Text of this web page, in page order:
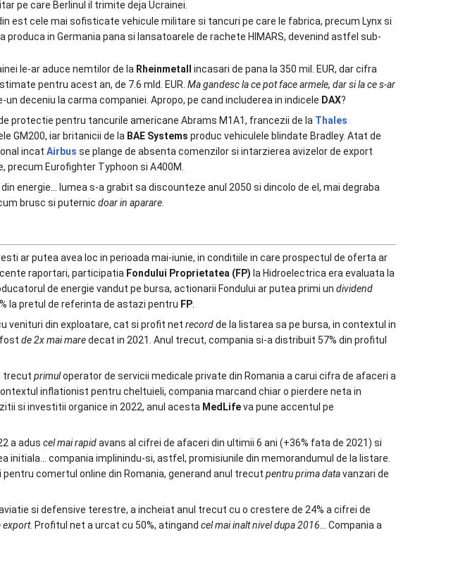
pe care Berlinul il trimite deja Ucrainei.
est cele mai sofisticate vehicule militare si tancuri pe care le fabrica, precum Lynx si
in Germania pana si lansatoarele de rachete HIMARS, devenind astfel sub-
le-ar aduce nemtilor de la Rheinmetall
incasari de pana la 350 mil. EUR, dar cifra
pentru acest an, de 7.6 mld. EUR.Ma gandesc la ce pot face armele, dar si la ce s-ar
un deceniu la carma companiei. Apropo, pe cand includerea in indicele DAX?
protectie pentru tancurile americane Abrams M1A1, francezii de la Thales
GM200, iar britanicii de la BAE Systems produc vehiculele blindate Bradley. Atat de
incat Airbus se plange de absenta comenzilor si intarzierea avizelor de export
Eurofighter Typhoon si A400M.
energie... lumea s-a grabit sa discounteze anul 2050 si dincolo de el, mai degraba
brusc si puternic doar in aparare
ar putea avea loc in perioada mai-iunie, in conditiile in care prospectul de oferta ar
raportari, participatia Fondului Proprietatea (FP) la Hidroelectrica era evaluata la
de energie vandut pe bursa, actionarii Fondului ar putea primi un dividend
la pretul de referinta de astazi pentru FP
venituri din exploatare, cat si profit net recordde la listarea sa pe bursa, in contextul in
de 2x mai maredecat in 2021. Anul trecut, compania si-a distribuit 57% din profitul
trecut primuloperator de servicii medicale private din Romania a carui cifra de afaceri a
inflationist pentru cheltuieli, compania marcand chiar o pierdere neta in
si investitii organice in 2022, anul acesta MedLifeva pune accentul pe
a adus cel mai rapidavans al cifrei de afaceri din ultimii 6 ani (+36% fata de 2021) si
compania implinindu-si, astfel, promisiunile din memorandumul de la listare.
comertul online din Romania, generand anul trecut pentru prima datavanzari de
si defensive terestre, a incheiat anul trecut cu o crestere de 24% a cifrei de
export. Profitul net a urcat cu 50%, atingand cel mai inalt nivel dupa 2016 … Compania a